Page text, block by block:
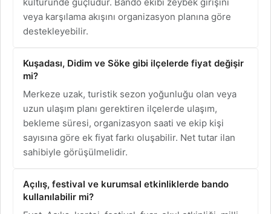
veya karşılama akışını organizasyon planına göre
destekleyebilir.
Kuşadası, Didim ve Söke gibi ilçelerde fiyat değişir
mi?
Merkeze uzak, turistik sezon yoğunluğu olan veya
uzun ulaşım planı gerektiren ilçelerde ulaşım,
bekleme süresi, organizasyon saati ve ekip kişi
sayısına göre ek fiyat farkı oluşabilir. Net tutar ilan
sahibiyle görüşülmelidir.
Açılış, festival ve kurumsal etkinliklerde bando
kullanılabilir mi?